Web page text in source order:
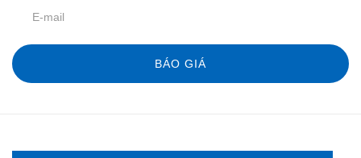
BÁO GIÁ